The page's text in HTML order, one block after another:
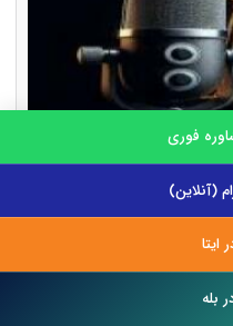
جرم است؟
فوری
(آنلاین)
ایتا
بله